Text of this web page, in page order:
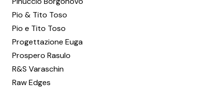
Pio & Tito Toso
Pio e Tito Toso
Progettazione Euga
Prospero Rasulo
R&S Varaschin
Raw Edges